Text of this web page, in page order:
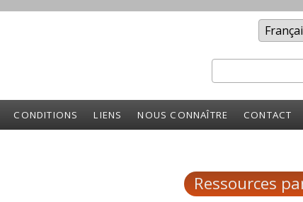
Search form
CONDITIONS LIENS NOUS CONNAÎTRE CONTACT
Ressources